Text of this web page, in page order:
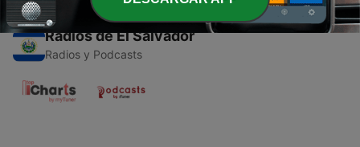
Radios de El Salvador
Radios y Podcasts